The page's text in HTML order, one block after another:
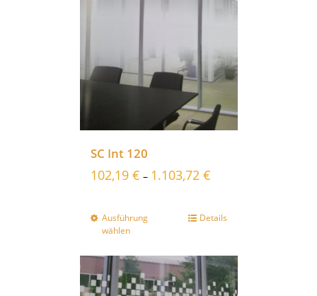
SC Int 120
102,19 € – 1.103,72 €
Ausführung
wählen
Details